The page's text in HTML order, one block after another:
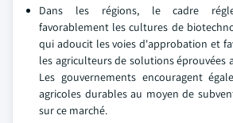
Dans les régions, le cadre
favorablement les cultures de
qui adoucit les voies d'approbation et
les agriculteurs de solutions éprouvées
Les gouvernements encouragent
agricoles durables au moyen de
sur ce marché.